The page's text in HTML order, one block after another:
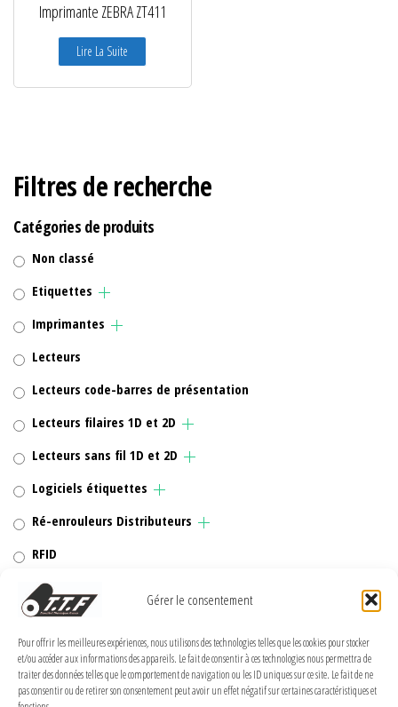
Gérer le consentement
Pour offrir les meilleures expériences, nous utilisons des technologies telles que les cookies pour stocker
et/ou accéder aux informations des appareils. Le fait de consentir à ces technologies nous permettra de
traiter des données telles que le comportement de navigation ou les ID uniques sur ce site. Le fait de ne
pas consentir ou de retirer son consentement peut avoir un effet négatif sur certaines caractéristiques et
Imprimante ZEBRA ZT411
Lire La Suite
Filtres de recherche
Catégories de produits
Non classé
Etiquettes
Imprimantes
Lecteurs
Lecteurs code-barres de présentation
Lecteurs filaires 1D et 2D
Lecteurs sans fil 1D et 2D
Logiciels étiquettes
Ré-enrouleurs Distributeurs
RFID
Rubans transfert thermique
Têtes d'impression